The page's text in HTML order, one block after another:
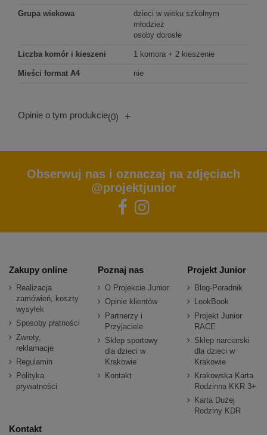
Grupa wiekowa
dzieci w wieku szkolnym
młodzież
osoby dorosłe
Liczba komór i kieszeni 1 komora + 2 kieszenie
Mieści format A4 nie
Opinie o tym produkcie(0) +
Obserwuj nas i oznaczaj na zdjęciach
@projektjunior
Zakupy online
Realizacja
zamówień, koszty
wysyłek
Sposoby płatności
Zwroty,
reklamacje
Regulamin
Polityka
prywatności
Poznaj nas
O Projekcie Junior
Opinie klientów
Partnerzy i
Przyjaciele
Sklep sportowy
dla dzieci w
Krakowie
Kontakt
Projekt Junior
Blog-Poradnik
LookBook
Projekt Junior
RACE
Sklep narciarski
dla dzieci w
Krakowie
Krakowska Karta
Rodzinna KKR 3+
Karta Dużej
Rodziny KDR
Kontakt